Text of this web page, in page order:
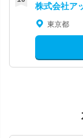
株式会社ア
東京都